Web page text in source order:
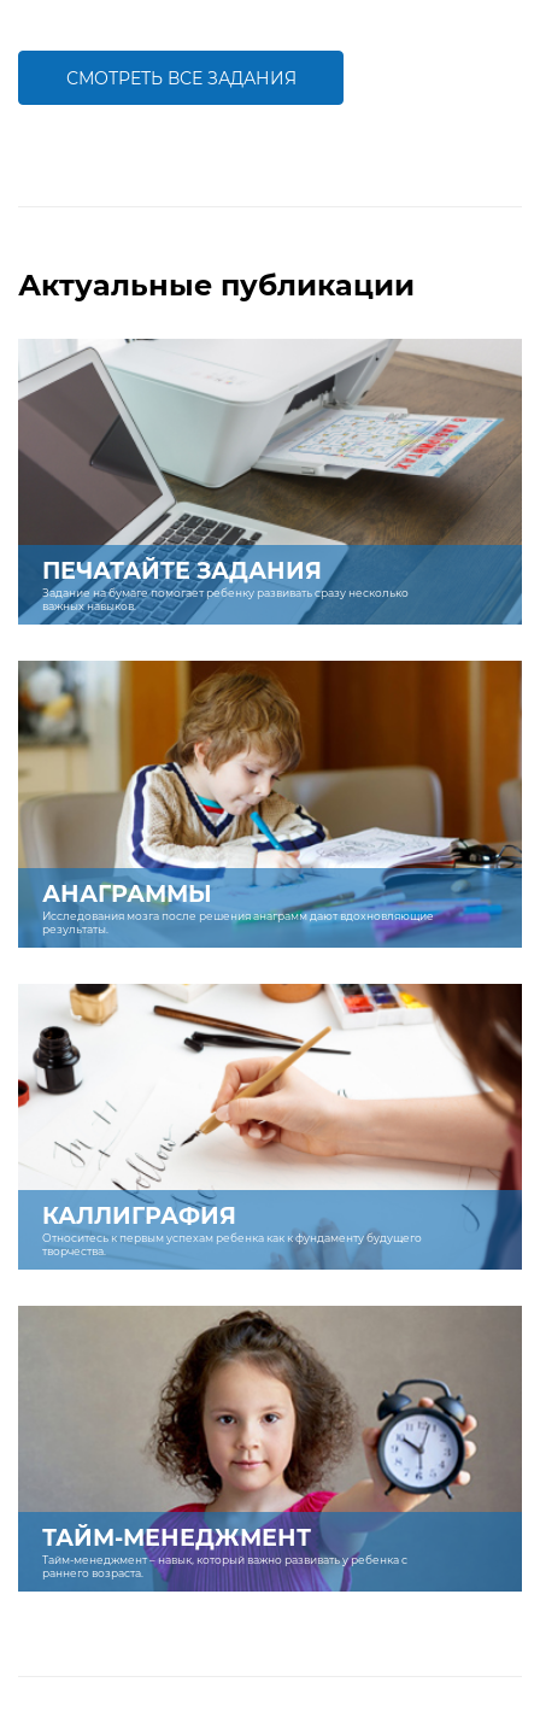
СМОТРЕТЬ ВСЕ ЗАДАНИЯ
Актуальные публикации
ПЕЧАТАЙТЕ ЗАДАНИЯ
Задание на бумаге помогает ребенку развивать сразу несколько
важных навыков.
АНАГРАММЫ
Исследования мозга после решения анаграмм дают вдохновляющие
результаты.
КАЛЛИГРАФИЯ
Относитесь к первым успехам ребенка как к фундаменту будущего
творчества.
ТАЙМ-МЕНЕДЖМЕНТ
Тайм-менеджмент – навык, который важно развивать у ребенка с
раннего возраста.